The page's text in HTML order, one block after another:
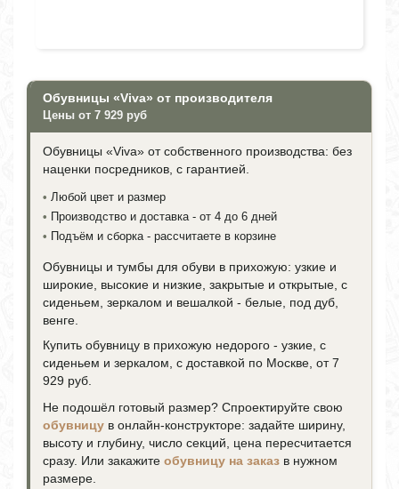
Обувницы «Viva» от производителя
Цены от 7 929 руб
Обувницы «Viva» от собственного производства: без
наценки посредников, с гарантией.
• Любой цвет и размер
• Производство и доставка - от 4 до 6 дней
• Подъём и сборка - рассчитаете в корзине
Обувницы и тумбы для обуви в прихожую: узкие и
широкие, высокие и низкие, закрытые и открытые, с
сиденьем, зеркалом и вешалкой - белые, под дуб,
венге.
Купить обувницу в прихожую недорого - узкие, с
сиденьем и зеркалом, с доставкой по Москве, от 7
929 руб.
Не подошёл готовый размер? Спроектируйте свою
обувницу в онлайн-конструкторе: задайте ширину,
высоту и глубину, число секций, цена пересчитается
сразу. Или закажите обувницу на заказ в нужном
размере.